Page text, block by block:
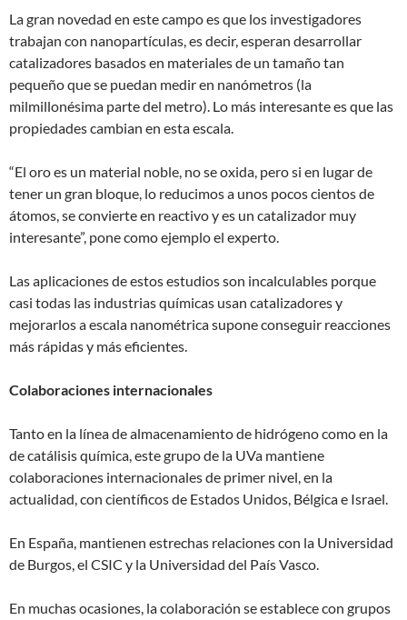
La gran novedad en este campo es que los investigadores
trabajan con nanopartículas, es decir, esperan desarrollar
catalizadores basados en materiales de un tamaño tan
pequeño que se puedan medir en nanómetros (la
milmillonésima parte del metro). Lo más interesante es que las
propiedades cambian en esta escala.
“El oro es un material noble, no se oxida, pero si en lugar de
tener un gran bloque, lo reducimos a unos pocos cientos de
átomos, se convierte en reactivo y es un catalizador muy
interesante”, pone como ejemplo el experto.
Las aplicaciones de estos estudios son incalculables porque
casi todas las industrias químicas usan catalizadores y
mejorarlos a escala nanométrica supone conseguir reacciones
más rápidas y más eficientes.
Colaboraciones internacionales
Tanto en la línea de almacenamiento de hidrógeno como en la
de catálisis química, este grupo de la UVa mantiene
colaboraciones internacionales de primer nivel, en la
actualidad, con científicos de Estados Unidos, Bélgica e Israel.
En España, mantienen estrechas relaciones con la Universidad
de Burgos, el CSIC y la Universidad del País Vasco.
En muchas ocasiones, la colaboración se establece con grupos